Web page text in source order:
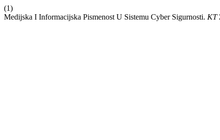
(1)
Medijska I Informacijska Pismenost U Sistemu Cyber Sigurnosti. KT